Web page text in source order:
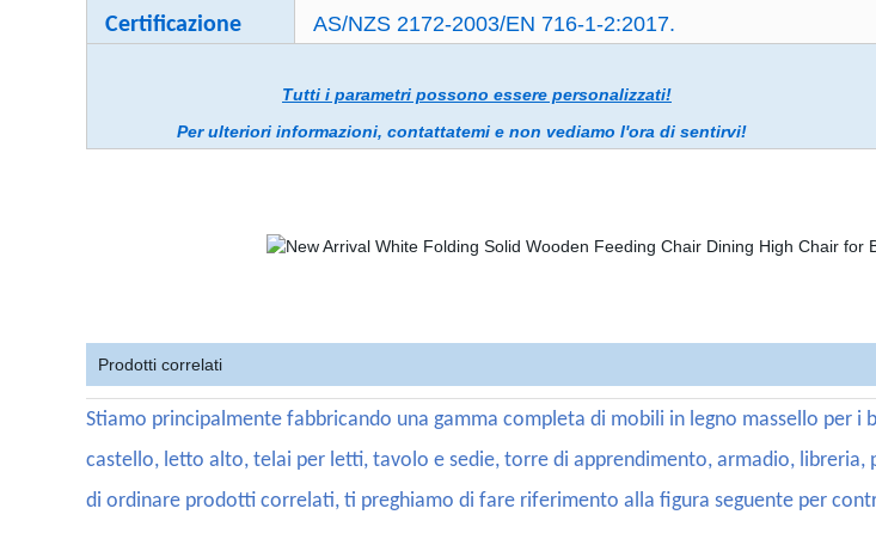
Certificazione AS/NZS 2172-2003/EN 716-1-2:2017.
Tutti i parametri possono essere personalizzati!
Per ulteriori informazioni, contattatemi e non vediamo l'ora di sentirvi!
Prodotti correlati
Stiamo principalmente fabbricando una gamma completa di mobili in legno massello per
castello, letto alto, telai per letti, tavolo e sedie, torre di apprendimento, armadio, libreria,
di ordinare prodotti correlati, ti preghiamo di fare riferimento alla figura seguente per